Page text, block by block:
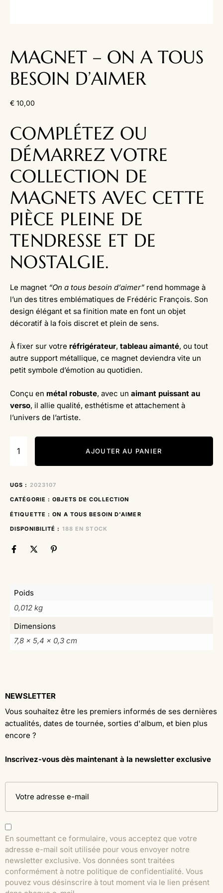
MAGNET – ON A TOUS
BESOIN D’AIMER
€ 10,00
COMPLÉTEZ OU
DÉMARREZ VOTRE
COLLECTION DE
MAGNETS AVEC CETTE
PIÈCE PLEINE DE
TENDRESSE ET DE
NOSTALGIE.
Le magnet “On a tous besoin d’aimer” rend hommage à
l’un des titres emblématiques de Frédéric François. Son
design élégant et sa finition mate en font un objet
décoratif à la fois discret et plein de sens.
À fixer sur votre réfrigérateur, tableau aimanté, ou tout
autre support métallique, ce magnet deviendra vite un
petit symbole d’émotion au quotidien.
Conçu en métal robuste, avec un aimant puissant au
verso, il allie qualité, esthétisme et attachement à
l’univers de l’artiste.
AJOUTER AU PANIER
UGS : 2023107
CATÉGORIE :OBJETS DE COLLECTION
ÉTIQUETTE :ON A TOUS BESOIN D'AIMER
DISPONIBILITÉ : 188 EN STOCK
Poids
0,012 kg
Dimensions
7,8 × 5,4 × 0,3 cm
NEWSLETTER
Vous souhaitez être les premiers informés de ses dernières
actualités, dates de tournée, sorties d'album, et bien plus
encore ?
Inscrivez-vous dès maintenant à la newsletter exclusive
En soumettant ce formulaire, vous acceptez que votre
adresse e-mail soit utilisée pour vous envoyer notre
newsletter exclusive. Vos données sont traitées
conformément à notre politique de confidentialité. Vous
pouvez vous désinscrire à tout moment via le lien présent